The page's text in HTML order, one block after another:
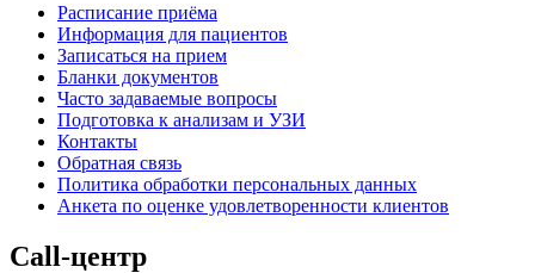
Расписание приёма
Информация для пациентов
Записаться на прием
Бланки документов
Часто задаваемые вопросы
Подготовка к анализам и УЗИ
Контакты
Обратная связь
Политика обработки персональных данных
Анкета по оценке удовлетворенности клиентов
Call-центр